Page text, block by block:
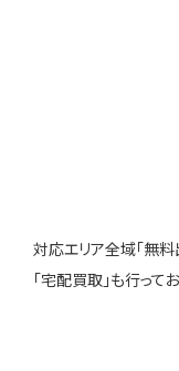
対応エリア全域「無料
「宅配買取」も行ってお